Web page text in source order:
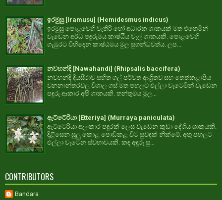
ඉරමුසු [Iramusu] (Hemidesmus indicus)
ඉරමුසු පොළවෙහි වැතිරී හෝ අධාරක ශාකයක් මත එතෙමින්
වැඩෙන අර්ධ පඳුරුමය කාෂ්ඨීය වැල් ශාකයකි. පොළවෙහි
ගැඹුරට විහිදෙන කාෂ්ඨමය මුල සුගන්ධවත්ය. ලප...
නවහන්දි [Nawahandi] (Rhipsalis baccifera)
නවහන්දි දියසීරාව සහිත ගල් පර්වත ආශ්‍රිතව සහ තෙත්කළාපීය
වනනාන්තරවල විශාල ගස් මත පහලට එල්ලා වැටෙමින් වැඩෙන
පඳුරු ආකාර අපි ශාකයකි. තන්තුමය මූල...
ඇට්ටේරියා [Etteriya] (Murraya paniculata)
ඇට්ටෙරියා අලංකාර පඳුරක් ලෙස වැඩෙන කුඩා දේශීය ශාකයකි.
දිළිසෙන සුලු කොළ පොඩිකළ විට සුවඳක් නික්මේ. අතු පහලට
එල්ලා වැටෙන ස්වභාවයකි. කඳ අඳුරු සු...
CONTRIBUTORS
Bandara